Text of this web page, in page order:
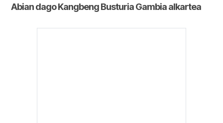
Abian dago Kangbeng Busturia Gambia alkartea